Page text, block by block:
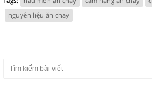
nguyên liệu ăn chay